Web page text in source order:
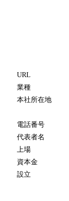
URL
業種
本社所在地
電話番号
代表者名
上場
資本金
設立